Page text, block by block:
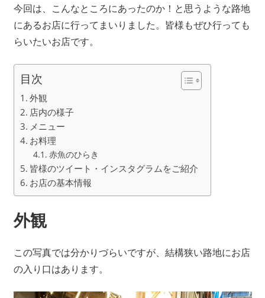
今回は、こんなところにあったのか！と思うような路地
にあるお店に行ってまいりました。皆様もぜひ行っても
らいたいお店です。
目次
外観
店内の様子
メニュー
お料理
赤魚のひらき
皆様のツイート・インスタグラムをご紹介
お店の基本情報
外観
この写真では分かりづらいですが、結構狭い路地にお店
の入り口はあります。